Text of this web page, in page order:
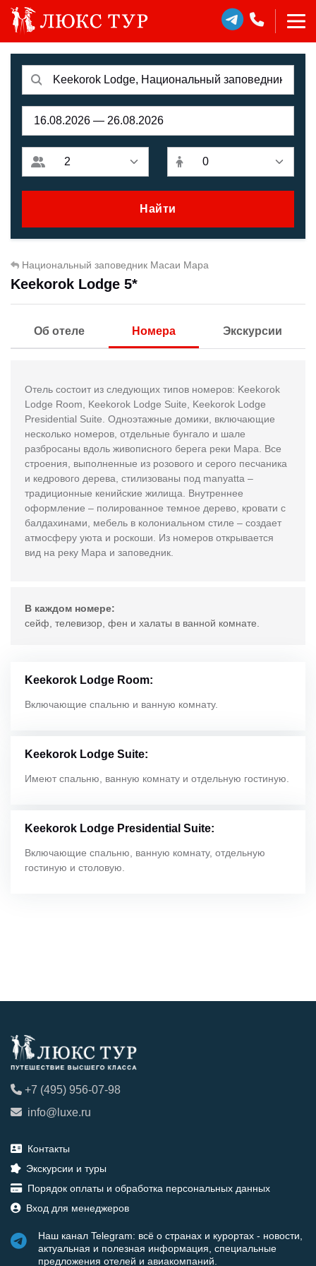
Найти
Национальный заповедник Масаи Мара
Keekorok Lodge 5*
Об отеле Номера Экскурсии
Отель состоит из следующих типов номеров: Keekorok
Lodge Room, Keekorok Lodge Suite, Keekorok Lodge
Presidential Suite. Одноэтажные домики, включающие
несколько номеров, отдельные бунгало и шале
разбросаны вдоль живописного берега реки Мара. Все
строения, выполненные из розового и серого песчаника
и кедрового дерева, стилизованы под manyatta –
традиционные кенийские жилища. Внутреннее
оформление – полированное темное дерево, кровати с
балдахинами, мебель в колониальном стиле – создает
атмосферу уюта и роскоши. Из номеров открывается
вид на реку Мара и заповедник.
В каждом номере:
сейф, телевизор, фен и халаты в ванной комнате.
Keekorok Lodge Room:
Включающие спальню и ванную комнату.
Keekorok Lodge Suite:
Имеют спальню, ванную комнату и отдельную гостиную.
Keekorok Lodge Presidential Suite:
Включающие спальню, ванную комнату, отдельную
гостиную и столовую.
+7 (495) 956-07-98
info@luxe.ru
Контакты
Экскурсии и туры
Порядок оплаты и обработка персональных данных
Вход для менеджеров
Наш канал Telegram: всё о странах и курортах - новости,
актуальная и полезная информация, специальные
предложения отелей и авиакомпаний.